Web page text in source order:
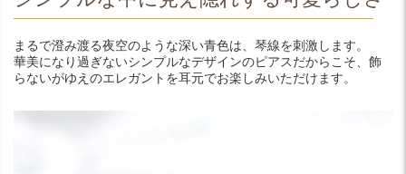
まるで澄み渡る夜空のような深い青色は、琴線を刺激します。
華美になり過ぎないシンプルなデザインのピアスだからこそ、飾
らないがゆえのエレガントを耳元でお楽しみいただけます。